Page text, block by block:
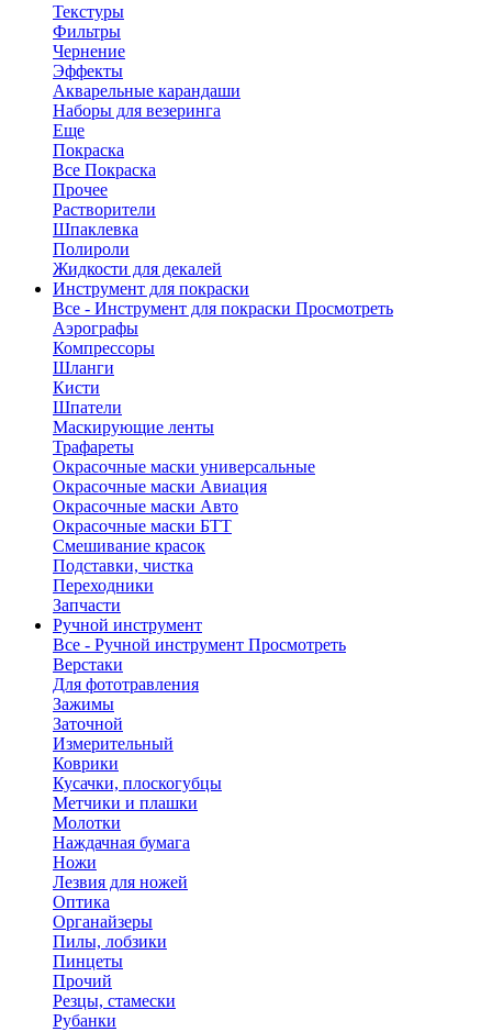
Текстуры
Фильтры
Чернение
Эффекты
Акварельные карандаши
Наборы для везеринга
Еще
Покраска
Все Покраска
Прочее
Растворители
Шпаклевка
Полироли
Жидкости для декалей
Инструмент для покраски
Все - Инструмент для покраски Просмотреть
Аэрографы
Компрессоры
Шланги
Кисти
Шпатели
Маскирующие ленты
Трафареты
Окрасочные маски универсальные
Окрасочные маски Авиация
Окрасочные маски Авто
Окрасочные маски БТТ
Смешивание красок
Подставки, чистка
Переходники
Запчасти
Ручной инструмент
Все - Ручной инструмент Просмотреть
Верстаки
Для фототравления
Зажимы
Заточной
Измерительный
Коврики
Кусачки, плоскогубцы
Метчики и плашки
Молотки
Наждачная бумага
Ножи
Лезвия для ножей
Оптика
Органайзеры
Пилы, лобзики
Пинцеты
Прочий
Резцы, стамески
Рубанки